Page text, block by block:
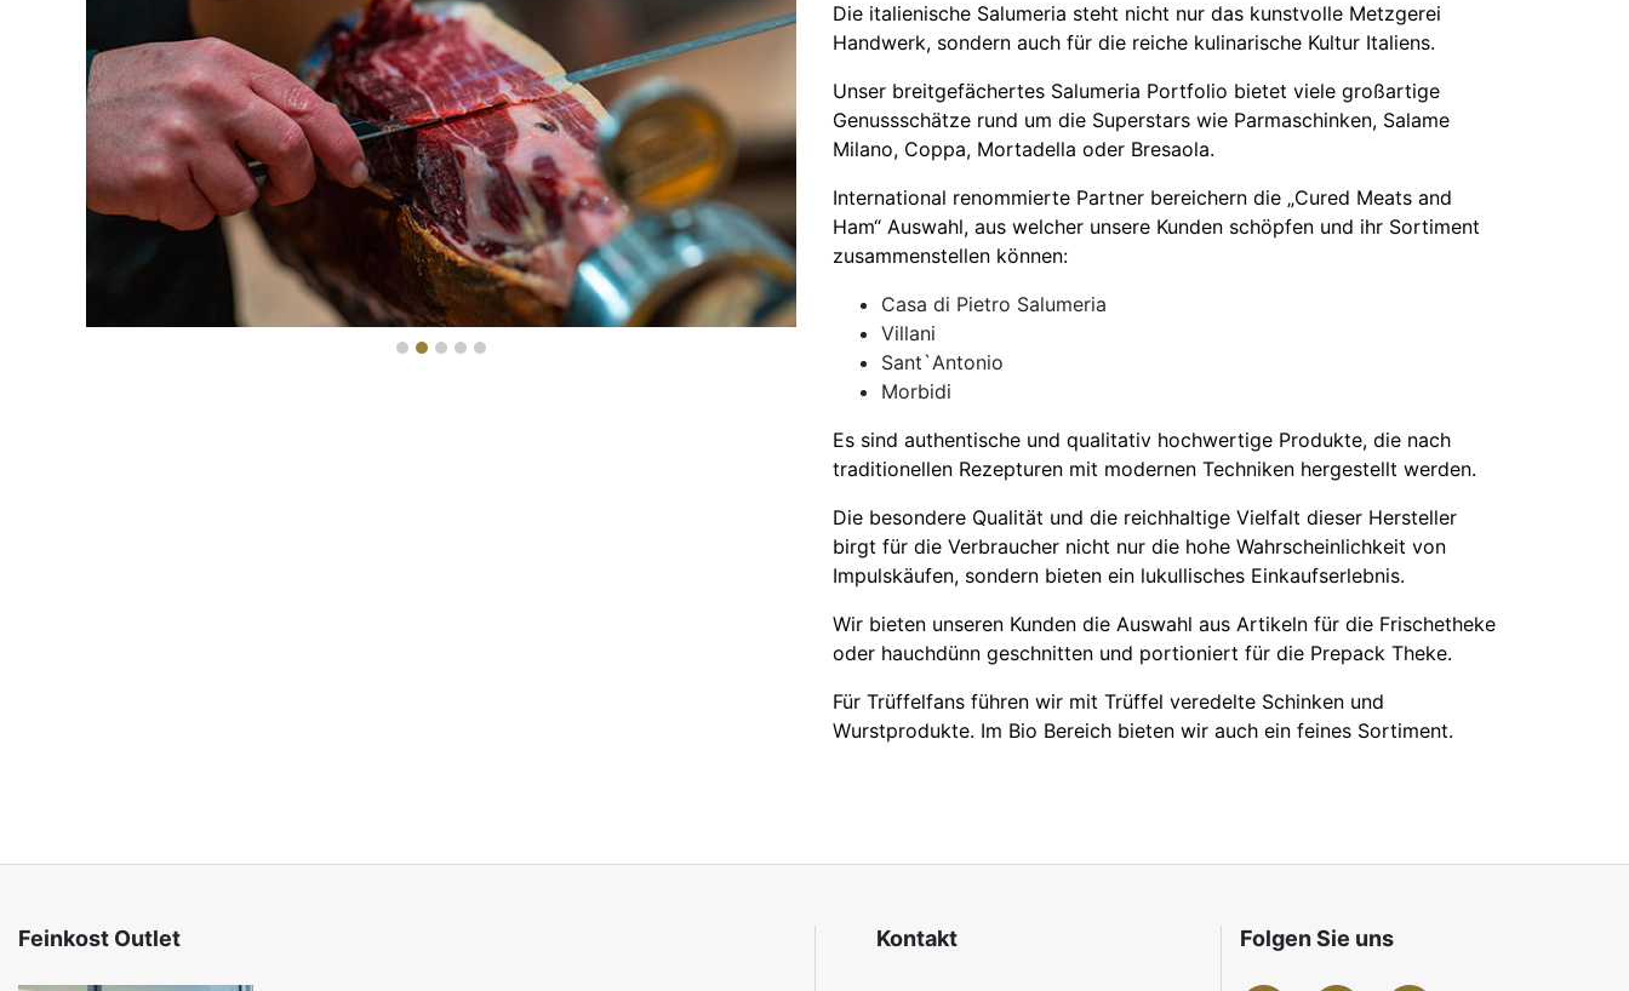
Die italienische Salumeria steht nicht nur das kunstvolle Metzgerei
Handwerk, sondern auch für die reiche kulinarische Kultur Italiens.
Unser breitgefächertes Salumeria Portfolio bietet viele großartige
Genussschätze rund um die Superstars wie Parmaschinken, Salame
Milano, Coppa, Mortadella oder Bresaola.
International renommierte Partner bereichern die „Cured Meats and
Ham“ Auswahl, aus welcher unsere Kunden schöpfen und ihr Sortiment
zusammenstellen können:
Casa di Pietro Salumeria
Villani
Sant`Antonio
Morbidi
Es sind authentische und qualitativ hochwertige Produkte, die nach
traditionellen Rezepturen mit modernen Techniken hergestellt werden.
Die besondere Qualität und die reichhaltige Vielfalt dieser Hersteller
birgt für die Verbraucher nicht nur die hohe Wahrscheinlichkeit von
Impulskäufen, sondern bieten ein lukullisches Einkaufserlebnis.
Wir bieten unseren Kunden die Auswahl aus Artikeln für die Frischetheke
oder hauchdünn geschnitten und portioniert für die Prepack Theke.
Für Trüffelfans führen wir mit Trüffel veredelte Schinken und
Wurstprodukte. Im Bio Bereich bieten wir auch ein feines Sortiment.
Feinkost Outlet Kontakt Folgen Sie uns